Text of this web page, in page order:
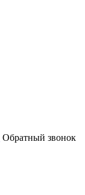
Обратный звонок